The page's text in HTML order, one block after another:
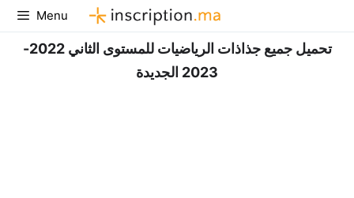
Aller
au
contenu
Menu
تحميل جميع جذاذات الرياضيات للمستوى الثاني 2022-
2023 الجديدة